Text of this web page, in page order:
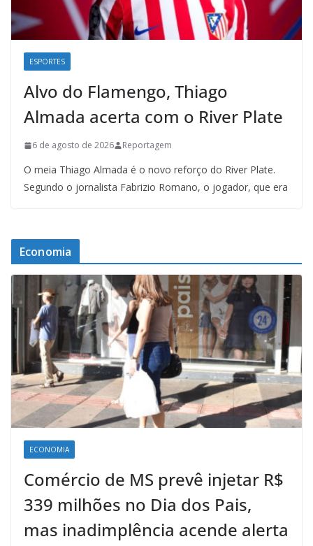
ESPORTES
Alvo do Flamengo, Thiago
Almada acerta com o River Plate
6 de agosto de 2026 Reportagem
O meia Thiago Almada é o novo reforço do River Plate.
Segundo o jornalista Fabrizio Romano, o jogador, que era
Economia
ECONOMIA
Comércio de MS prevê injetar R$
339 milhões no Dia dos Pais,
mas inadimplência acende alerta